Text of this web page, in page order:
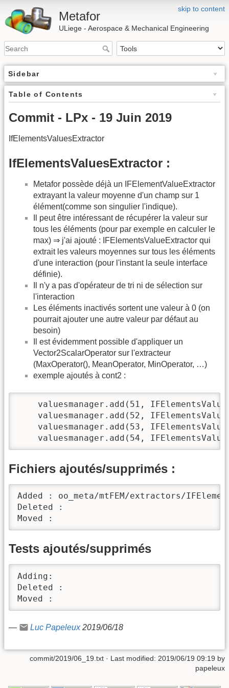
skip to content
Metafor
ULiege - Aerospace & Mechanical Engineering
Sidebar
Table of Contents
Commit - LPx - 19 Juin 2019
IfElementsValuesExtractor
IfElementsValuesExtractor :
Metafor possède déjà un IFElementValueExtractor
extrayant la valeur moyenne d'un champ sur 1
élément(comme son singulier l'indique).
Il peut être intéressant de récupérer la valeur sur
tous les éléments (pour par exemple en calculer le
max) ⇒ j'ai ajouté : IFElementsValueExtractor qui
extrait les valeurs moyennes sur tous les éléments
d'une interaction (pour l'instant la seule interface
définie).
Il n'y a pas d'opérateur de tri ni de sélection sur
l'interaction
Les éléments inactivés sortent une valeur à 0 (on
pourrait ajouter une autre valeur par défaut au
besoin)
Il est évidemment possible d'appliquer un
Vector2ScalarOperator sur l'extracteur
(MaxOperator(), MeanOperator, MinOperator, …)
exemple ajoutés à cont2 :
valuesmanager.add(51,
valuesmanager.add(52,
valuesmanager.add(53,
valuesmanager.add(54,
Fichiers ajoutés/supprimés :
Added : oo_meta/mtFEM/extractors/
Deleted :
Moved :
Tests ajoutés/supprimés
Adding:
Deleted :
Moved :
— Luc Papeleux2019/06/18
commit/2019/06_19.txt · Last modified: 2019/06/19 09:19 by
papeleux